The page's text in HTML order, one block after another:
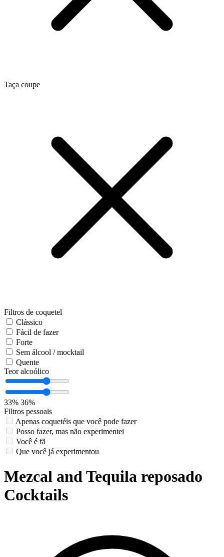
Taça coupe
Filtros de coquetel
Clássico
Fácil de fazer
Forte
Sem álcool / mocktail
Quente
Teor alcoólico
33% 36%
Filtros pessoais
Apenas coquetéis que você pode fazer
Posso fazer, mas não experimentei
Você é fã
Que você já experimentou
Mezcal and Tequila reposado
Cocktails